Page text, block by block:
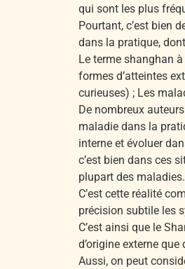
qui sont les plus
Pourtant, c’est bien
dans la pratique,
Le terme shanghan
formes d’atteintes
curieuses) ; Les
De nombreux
maladie dans la
interne et évoluer
c’est bien dans ces
plupart des maladies.
C’est cette réalité
précision subtile les
C’est ainsi que le
d’origine externe
Aussi, on peut